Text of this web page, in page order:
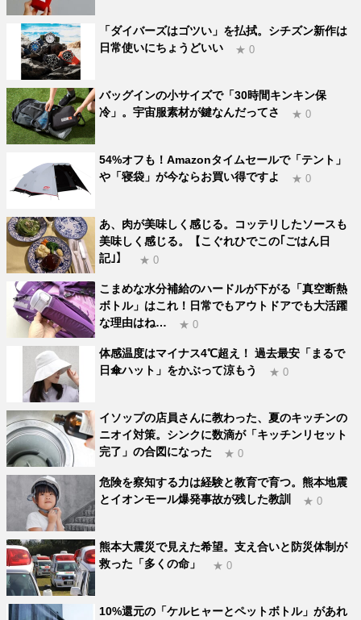
「ダイバーズはゴツい」を払拭。シチズン新作は
日常使いにちょうどいい
★ 0
バッグインの小サイズで「30時間キンキン保
冷」。宇宙服素材が鍵なんだってさ
★ 0
54%オフも！Amazonタイムセールで「テント」
や「寝袋」が今ならお買い得ですよ
★ 0
あ、肉が美味しく感じる。コッテリしたソースも
美味しく感じる。【こぐれひでこの｢ごはん日
記｣】
★ 0
こまめな水分補給のハードルが下がる「真空断熱
ボトル」はこれ！日常でもアウトドアでも大活躍
な理由はね…
★ 0
体感温度はマイナス4℃超え！ 過去最安「まるで
日傘ハット」をかぶって涼もう
★ 0
イソップの店員さんに教わった、夏のキッチンの
ニオイ対策。シンクに数滴が「キッチンリセット
完了」の合図になった
★ 0
危険を察知する力は経験と教育で育つ。熊本地震
とイオンモール爆発事故が残した教訓
★ 0
熊本大震災で見えた希望。支え合いと防災体制が
救った「多くの命」
★ 0
10%還元の「ケルヒャーとペットボトル」があれ